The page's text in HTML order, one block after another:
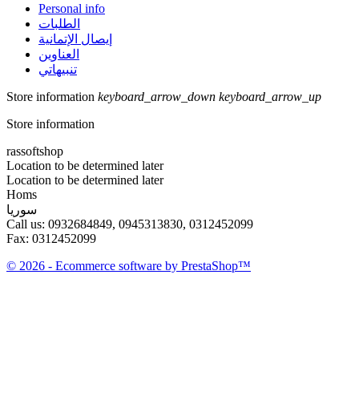
Personal info
الطلبات
إيصال الإتمانية
العناوين
تنبيهاتي
Store information keyboard_arrow_down keyboard_arrow_up
Store information
rassoftshop
Location to be determined later
Location to be determined later
Homs
سوريا
Call us: 0932684849, 0945313830, 0312452099
Fax: 0312452099
© 2026 - Ecommerce software by PrestaShop™